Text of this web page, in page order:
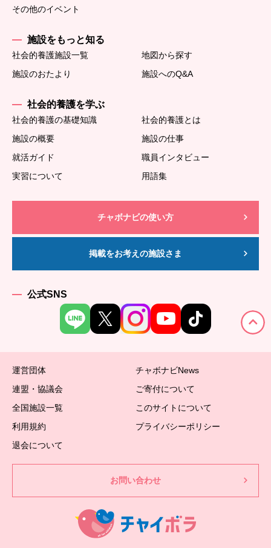
その他のイベント
施設をもっと知る
社会的養護施設一覧
地図から探す
施設のおたより
施設へのQ&A
社会的養護を学ぶ
社会的養護の基礎知識
社会的養護とは
施設の概要
施設の仕事
就活ガイド
職員インタビュー
実習について
用語集
チャボナビの使い方
掲載をお考えの施設さま
公式SNS
運営団体
チャボナビNews
連盟・協議会
ご寄付について
全国施設一覧
このサイトについて
利用規約
プライバシーポリシー
退会について
お問い合わせ